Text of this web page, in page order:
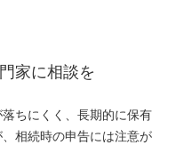
家に相談を
ちにくく、長期的に保有
相続時の申告には注意が